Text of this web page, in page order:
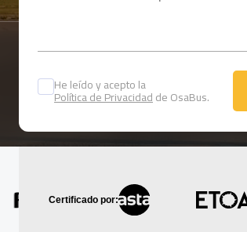
He leído y acepto la
Política de Privacidadde OsaBus.
Certificado por: